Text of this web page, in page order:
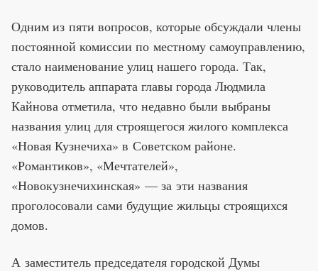
Одним из пяти вопросов, которые обсуждали члены
постоянной комиссии по местному самоуправлению,
стало наименование улиц нашего города. Так,
руководитель аппарата главы города Людмила
Кайнова отметила, что недавно были выбраны
названия улиц для строящегося жилого комплекса
«Новая Кузнечиха» в Советском районе.
«Романтиков», «Мечтателей»,
«Новокузнечихинская» — за эти названия
проголосовали сами будущие жильцы строящихся
домов.
А заместитель председателя городской Думы